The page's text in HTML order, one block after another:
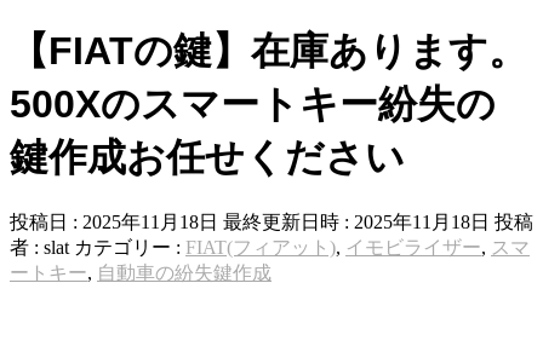
【FIATの鍵】在庫あります。
500Xのスマートキー紛失の
鍵作成お任せください
投稿日 : 2025年11月18日 最終更新日時 : 2025年11月18日 投稿
者 : slat カテゴリー : FIAT(フィアット), イモビライザー, スマ
ートキー, 自動車の紛失鍵作成